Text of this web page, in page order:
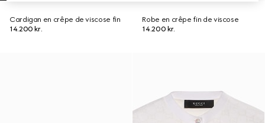
Cardigan en crêpe de viscose fin
14.200 kr.
Robe en crêpe fin de viscose
14.200 kr.